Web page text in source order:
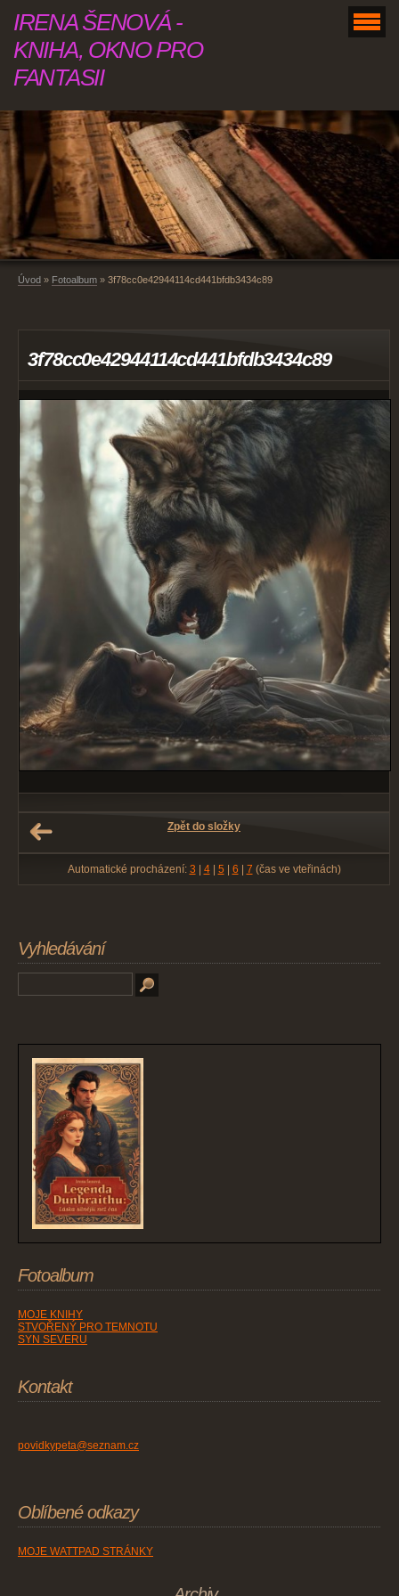
IRENA ŠENOVÁ -
KNIHA, OKNO PRO
FANTASII
Úvod » Fotoalbum » 3f78cc0e42944114cd441bfdb3434c89
3f78cc0e42944114cd441bfdb3434c89
Zpět do složky
Automatické procházení: 3 4| 5 6 7 (čas ve vteřinách)
Vyhledávání
Fotoalbum
MOJE KNIHY
STVOŘENÝ PRO TEMNOTU
SYN SEVERU
Kontakt
povidkypeta@seznam.cz
Oblíbené odkazy
MOJE WATTPAD STRÁNKY